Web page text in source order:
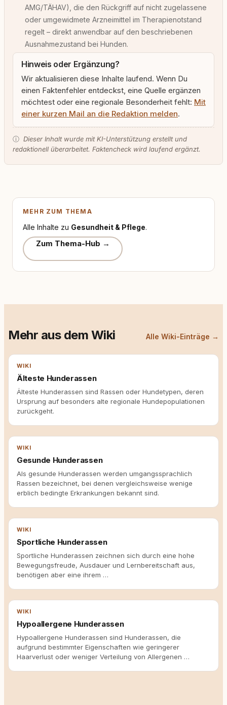
AMG/TÄHAV), die den Rückgriff auf nicht zugelassene
oder umgewidmete Arzneimittel im Therapienotstand
regelt – direkt anwendbar auf den beschriebenen
Ausnahmezustand bei Hunden.
Hinweis oder Ergänzung?
Wir aktualisieren diese Inhalte laufend. Wenn Du
einen Faktenfehler entdeckst, eine Quelle ergänzen
möchtest oder eine regionale Besonderheit fehlt: Mit
einer kurzen Mail an die Redaktion melden.
ⓘ Dieser Inhalt wurde mit KI-Unterstützung erstellt und
redaktionell überarbeitet. Faktencheck wird laufend ergänzt.
MEHR ZUM THEMA
Alle Inhalte zu Gesundheit & Pflege.
Zum Thema-Hub →
Mehr aus dem Wiki Alle Wiki-Einträge →
WIKI
Älteste Hunderassen
Älteste Hunderassen sind Rassen oder Hundetypen, deren
Ursprung auf besonders alte regionale Hundepopulationen
zurückgeht.
WIKI
Gesunde Hunderassen
Als gesunde Hunderassen werden umgangssprachlich
Rassen bezeichnet, bei denen vergleichsweise wenige
erblich bedingte Erkrankungen bekannt sind.
WIKI
Sportliche Hunderassen
Sportliche Hunderassen zeichnen sich durch eine hohe
Bewegungsfreude, Ausdauer und Lernbereitschaft aus,
benötigen aber eine ihrem …
WIKI
Hypoallergene Hunderassen
Hypoallergene Hunderassen sind Hunderassen, die
aufgrund bestimmter Eigenschaften wie geringerer
Haarverlust oder weniger Verteilung von Allergenen …